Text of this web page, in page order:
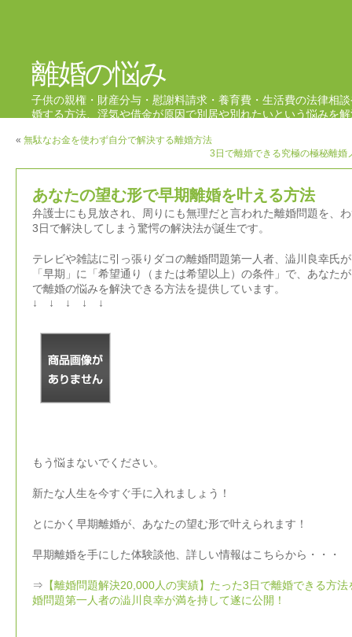
離婚の悩み
子供の親権・財産分与・慰謝料請求・養育費・生活費の法律相
婚する方法、浮気や借金が原因で別居や別れたいという悩みを
« 無駄なお金を使わず自分で解決する離婚方法
3日で離婚できる究極の極秘離婚
あなたの望む形で早期離婚を叶える方法
弁護士にも見放され、周りにも無理だと言われた離婚問題を、
3日で解決してしまう驚愕の解決法が誕生です。
テレビや雑誌に引っ張りダコの離婚問題第一人者、澁川良幸氏
「早期」に「希望通り（または希望以上）の条件」で、あなた
で離婚の悩みを解決できる方法を提供しています。
↓ ↓ ↓ ↓ ↓
もう悩まないでください。
新たな人生を今すぐ手に入れましょう！
とにかく早期離婚が、あなたの望む形で叶えられます！
早期離婚を手にした体験談他、詳しい情報はこちらから・・・
⇒ 【離婚問題解決20,000人の実績】たった3日で離婚できる方法
婚問題第一人者の澁川良幸が満を持して遂に公開！